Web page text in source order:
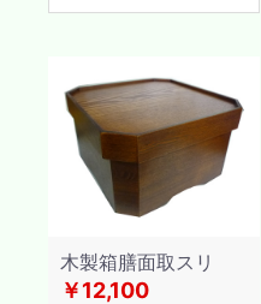
木製箱膳面取スリ
￥12,100